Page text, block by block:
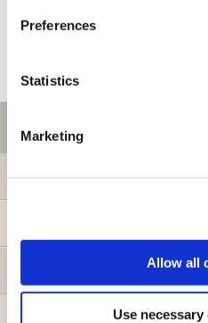
Preferences
Statistics
Marketing
Allow all
Use
ご利用情報
初めての方へ